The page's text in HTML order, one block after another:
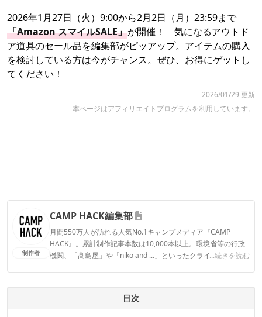
2026年1月27日（火）9:00から2月2日（月）23:59まで
「Amazon スマイルSALE」が開催！ 気になるアウトド
ア道具のセール品を編集部がピッアップ。アイテムの購入
を検討している方は今がチャンス。ぜひ、お得にゲットし
てください！
2026/01/29 更新
本ページはアフィリエイトプログラムを利用しています。
制作者
CAMP HACK編集部
月間550万人が訪れる人気No.1キャンプメディア『CAMP
HACK』。累計制作記事本数は10,000本以上。環境省等の行政
機関、「髙島屋」や「niko and ...」といったクライアントとの
...続きを読む
CAMP HACK編集部のプロフィール
目次